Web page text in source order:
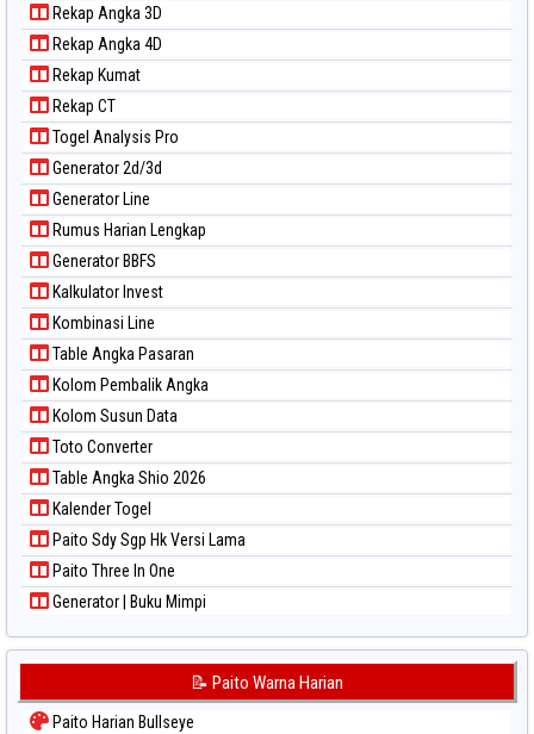
Paito Warna Nagoya
Paito Warna New York Midday
Paito Warna North Carolina Day
Paito Warna Pcso
Paito Warna Pennsylvania Day
Paito Warna Sao Paulo
Paito Warna Singapore
Paito Warna Sydney
Paito Warna Sydney Lottery
Paito Warna Sydney Lottery 6d
Paito Warna Sydney Lotto
Paito Warna Sydney Pools 6d
Paito Warna Taipei
Paito Warna Taiwan
Rekap Angka 3D
Rekap Angka 4D
Rekap Kumat
Rekap CT
Togel Analysis Pro
Generator 2d/3d
Generator Line
Rumus Harian Lengkap
Generator BBFS
Kalkulator Invest
Kombinasi Line
Table Angka Pasaran
Kolom Pembalik Angka
Kolom Susun Data
Toto Converter
Table Angka Shio 2026
Kalender Togel
Paito Sdy Sgp Hk Versi Lama
Paito Three In One
Generator | Buku Mimpi
📝 Paito Warna Harian
Paito Harian Bullseye